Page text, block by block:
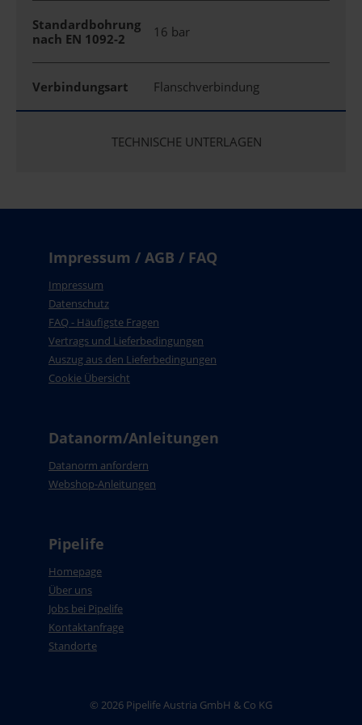
Standardbohrung
nach EN 1092-2
16 bar
Verbindungsart Flanschverbindung
TECHNISCHE UNTERLAGEN
Impressum / AGB / FAQ
Impressum
Datenschutz
FAQ - Häufigste Fragen
Vertrags und Lieferbedingungen
Auszug aus den Lieferbedingungen
Cookie Übersicht
Datanorm/Anleitungen
Datanorm anfordern
Webshop-Anleitungen
Pipelife
Homepage
Über uns
Jobs bei Pipelife
Kontaktanfrage
Standorte
© 2026 Pipelife Austria GmbH & Co KG